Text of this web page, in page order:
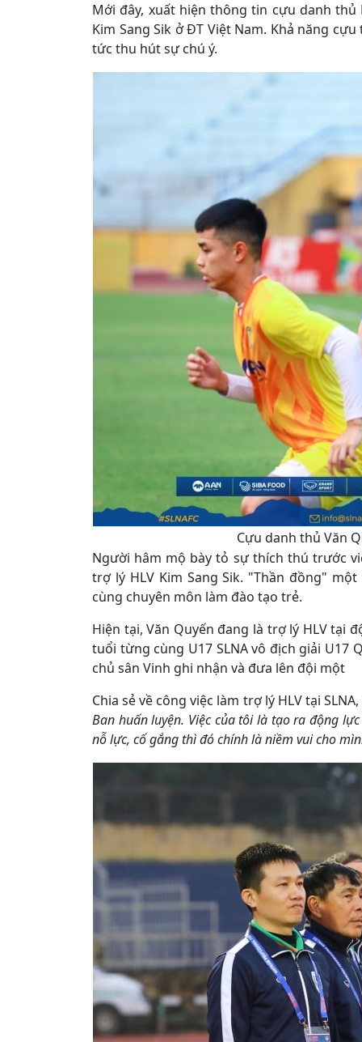
Mới đây, xuất hiện thông tin cựu danh
Kim Sang Sik ở ĐT Việt Nam. Khả năng
tức thu hút sự chú ý.
Cựu danh thủ Văn
Người hâm mộ bày tỏ sự thích thú trước
trợ lý HLV Kim Sang Sik. "Thần đồng"
cùng chuyên môn làm đào tạo trẻ.
Hiện tại, Văn Quyến đang là trợ lý HLV tại
tuổi từng cùng U17 SLNA vô địch giải U17
chủ sân Vinh ghi nhận và đưa lên đội một
Chia sẻ về công việc làm trợ lý HLV tại
Ban huấn luyện. Việc của tôi là tạo ra động
nỗ lực, cố gắng thì đó chính là niềm vui cho